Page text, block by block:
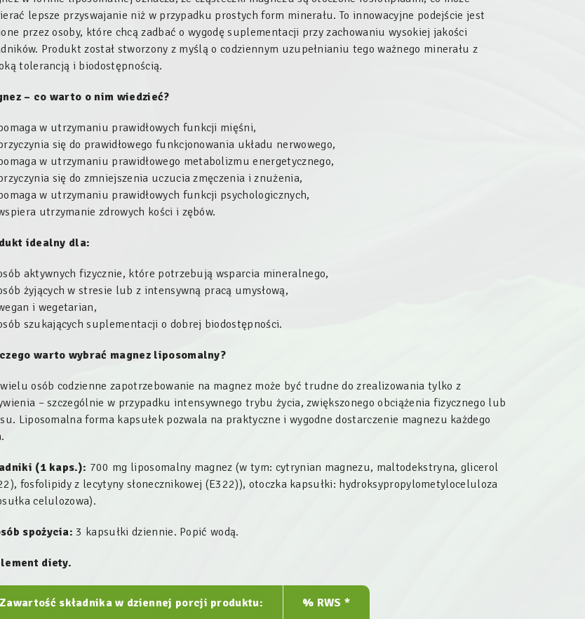
lepsze przyswajanie niż w przypadku prostych form minerału. To innowacyjne podejście jest
przez osoby, które chcą zadbać o wygodę suplementacji przy zachowaniu wysokiej jakości
Produkt został stworzony z myślą o codziennym uzupełnianiu tego ważnego minerału z
tolerancją i biodostępnością.
– co warto o nim wiedzieć?
w utrzymaniu prawidłowych funkcji mięśni,
się do prawidłowego funkcjonowania układu nerwowego,
w utrzymaniu prawidłowego metabolizmu energetycznego,
się do zmniejszenia uczucia zmęczenia i znużenia,
w utrzymaniu prawidłowych funkcji psychologicznych,
utrzymanie zdrowych kości i zębów.
idealny dla:
aktywnych fizycznie, które potrzebują wsparcia mineralnego,
żyjących w stresie lub z intensywną pracą umysłową,
i wegetarian,
szukających suplementacji o dobrej biodostępności.
warto wybrać magnez liposomalny?
osób codzienne zapotrzebowanie na magnez może być trudne do zrealizowania tylko z
– szczególnie w przypadku intensywnego trybu życia, zwiększonego obciążenia fizycznego lub
Liposomalna forma kapsułek pozwala na praktyczne i wygodne dostarczenie magnezu każdego
(1 kaps.): 700 mg liposomalny magnez (w tym: cytrynian magnezu, maltodekstryna, glicerol
fosfolipidy z lecytyny słonecznikowej (E322)), otoczka kapsułki: hydroksypropylometyloceluloza
celulozowa).
spożycia: 3 kapsułki dziennie. Popić wodą.
diety.
Zawartość składnika w dziennej porcji produktu: % RWS *